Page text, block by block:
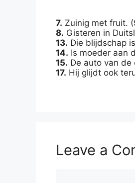
7. Zuinig met fruit.
8. Gisteren in
13. Die blijdschap
14. Is moeder aan
15. De auto van
17. Hij glijdt ook
Leave a